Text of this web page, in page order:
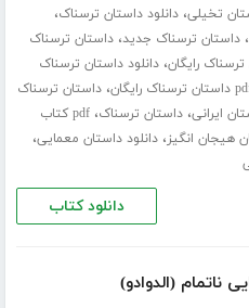
تخیلی،دانلود داستان ترسناک،
،داستان ترسناک جدید،داستان ترسناک
رایگان،دانلود داستان ترسناک
،داستان ترسناک
ایرانی،داستان ترسناک،
pdf کتاب
هیجان انگیز،دانلود داستان معمایی،
دانلود کتاب
ناتمام (الدوادو)